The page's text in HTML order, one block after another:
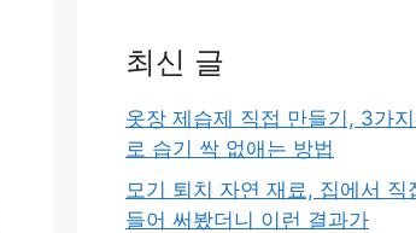
최신 글
옷장 제습제 직접 만들기, 3가
로 습기 싹 없애는 방법
모기 퇴치 자연 재료, 집에서 직
들어 써봤더니 이런 결과가